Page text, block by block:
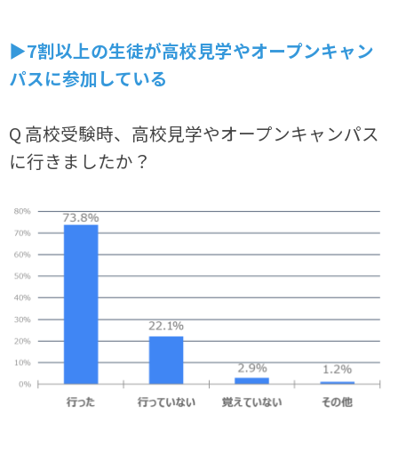
▶7割以上の生徒が高校見学やオープンキャン
パスに参加している
Q 高校受験時、高校見学やオープンキャンパス
に行きましたか？